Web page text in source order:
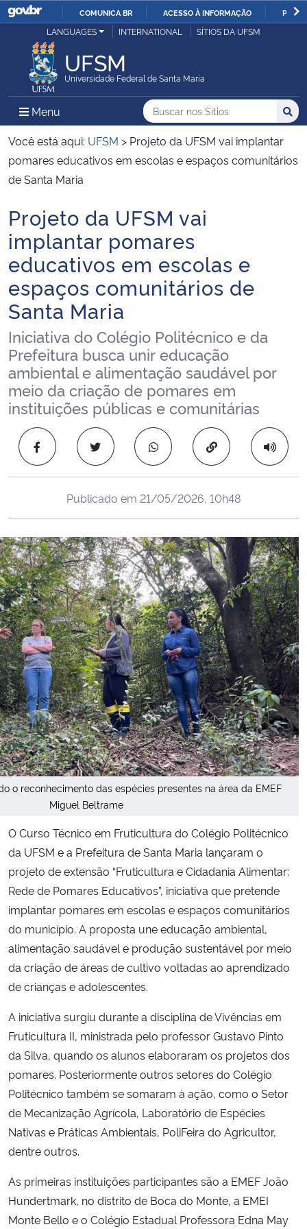
IR
COMUNICA BR ACESSO À INFORMAÇÃO
Ministério da Justiça e Segurança Pública
Ministério da Defesa
Ministério das Relações Exteriores
Ministério da Economia
Ministério da Infraestrutura
Ministério da Agricultura, Pecuária e Abastecimento
Ministério da Educação
Ministério da Cidadania
Ministério da Saúde
Ministério de Minas e Energia
Ministério da Ciência, Tecnologia, Inovações e Comunicações
Ministério do Meio Ambiente
Ministério do Turismo
Ministério do Desenvolvimento Regional
Controladoria-Geral da União
Ministério da Mulher, da Família e dos Direitos Humanos
Secretaria-Geral
Secretaria de Governo
Gabinete de Segurança Institucional
Advocacia-Geral da União
Banco Central do Brasil
Planalto
LANGUAGES INTERNATIONAL SÍTIOS DA UFSM
UFSM
Universidade Federal de Santa Maria
Menu Menu Principal do Sítio
Busca
Buscar no nos Sítios
Busca:
Você está aqui: UFSM > Projeto da UFSM vai implantar
pomares educativos em escolas e espaços comunitários
de Santa Maria
Início do conteúdo
Projeto da UFSM vai
implantar pomares
educativos em escolas e
espaços comunitários de
Santa Maria
Iniciativa do Colégio Politécnico e da
Prefeitura busca unir educação
ambiental e alimentação saudável por
meio da criação de pomares em
instituições públicas e comunitárias
Copiar para área
Publicado em 21/05/2026, 10h48
o reconhecimento das espécies presentes na área da EMEF
Miguel Beltrame
O Curso Técnico em Fruticultura do Colégio Politécnico
da UFSM e a Prefeitura de Santa Maria lançaram o
projeto de extensão “Fruticultura e Cidadania Alimentar:
Rede de Pomares Educativos”, iniciativa que pretende
implantar pomares em escolas e espaços comunitários
do município. A proposta une educação ambiental,
alimentação saudável e produção sustentável por meio
da criação de áreas de cultivo voltadas ao aprendizado
de crianças e adolescentes.
A iniciativa surgiu durante a disciplina de Vivências em
Fruticultura II, ministrada pelo professor Gustavo Pinto
da Silva, quando os alunos elaboraram os projetos dos
pomares. Posteriormente outros setores do Colégio
Politécnico também se somaram à ação, como o Setor
de Mecanização Agrícola, Laboratório de Espécies
Nativas e Práticas Ambientais, PoliFeira do Agricultor,
dentre outros.
As primeiras instituições participantes são a EMEF João
Hundertmark, no distrito de Boca do Monte, a EMEI
Monte Bello e o Colégio Estadual Professora Edna May